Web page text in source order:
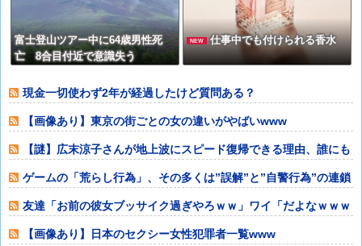
富士登山ツアー中に64歳男性死
亡 8合目付近で意識失う
NEW 仕事中でも付けられる香水
現金一切使わず2年が経過したけど質問ある？
【画像あり】東京の街ごとの女の違いがやばいwww
【謎】広末涼子さんが地上波にスピード復帰できる理由、誰にも
分からない⇒！
ゲームの「荒らし行為」、その多くは”誤解”と”自警行為”の連鎖
である可能
友達「お前の彼女ブッサイク過ぎやろｗｗ」ワイ「だよなｗｗｗ
さっさと別れた
【画像あり】日本のセクシー女性犯罪者一覧www